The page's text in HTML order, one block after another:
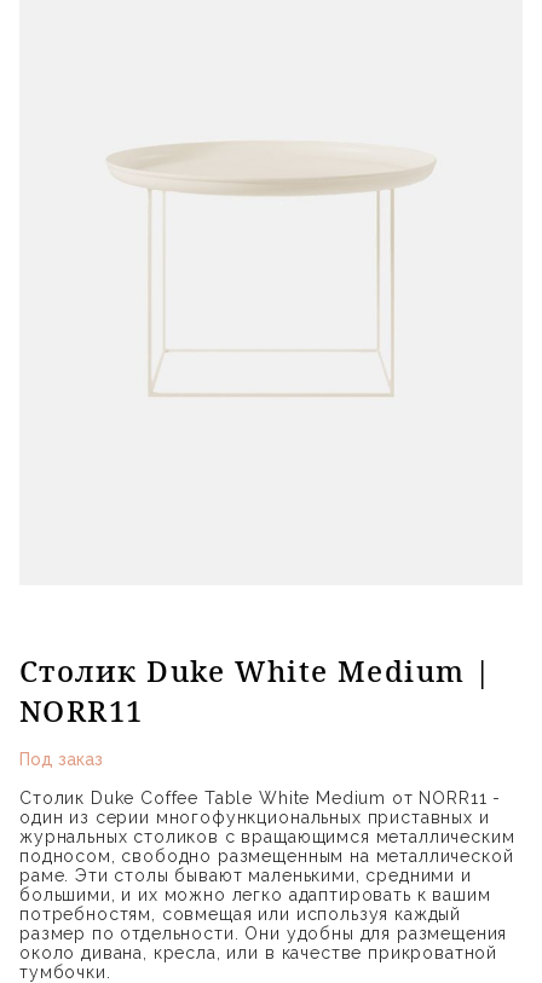
Столик Duke White Medium |
NORR11
Под заказ
Столик Duke Coffee Table White Medium от NORR11 -
один из серии многофункциональных приставных и
журнальных столиков с вращающимся металлическим
подносом, свободно размещенным на металлической
раме. Эти столы бывают маленькими, средними и
большими, и их можно легко адаптировать к вашим
потребностям, совмещая или используя каждый
размер по отдельности. Они удобны для размещения
около дивана, кресла, или в качестве прикроватной
тумбочки.